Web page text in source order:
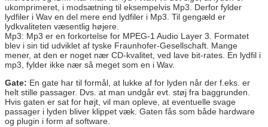
ukomprimeret, i modsætning til eksempelvis Mp3. Derfor fylder
lydfiler i Wav en del mere end lydfiler i Mp3. Til gengæld er
lydkvaliteten væsentlig højere.
Mp3: Mp3 er en forkortelse for MPEG-1 Audio Layer 3. Formatet
blev i sin tid udviklet af tyske Fraunhofer-Gesellschaft. Mange
mener, at den er noget nær CD-kvalitet, ved lave bit-rates. En lydfil i
mp3, fylder ikke nær så meget som en i Wav.
Gate: En gate har til formål, at lukke af for lyden når der f.eks. er
helt stille passager. Dvs. at man undgår evt. støj fra baggrunden.
Hvis gaten er sat for højt, vil man opleve, at eventuelle svage
passager i lyden bliver klippet væk. Gaten fås som både hardware
og plugin i form af software.